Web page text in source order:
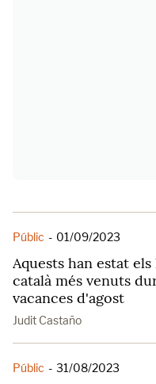
Públic - 01/09/2023
Aquests han estat
català més venuts
vacances d'agost
Judit Castaño
Públic - 31/08/2023